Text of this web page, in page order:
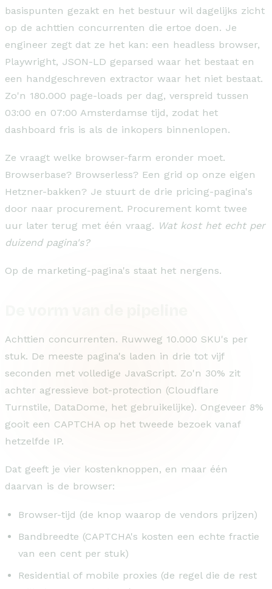
basispunten gezakt en het bestuur wil dagelijks zicht
op de achttien concurrenten die ertoe doen. Je
engineer zegt dat ze het kan: een headless browser,
Playwright, JSON-LD geparsed waar het bestaat en
een handgeschreven extractor waar het niet bestaat.
Zo'n 180.000 page-loads per dag, verspreid tussen
03:00 en 07:00 Amsterdamse tijd, zodat het
dashboard fris is als de inkopers binnenlopen.
Ze vraagt welke browser-farm eronder moet.
Browserbase? Browserless? Een grid op onze eigen
Hetzner-bakken? Je stuurt de drie pricing-pagina's
door naar procurement. Procurement komt twee
uur later terug met één vraag. Wat kost het echt per
duizend pagina's?
Op de marketing-pagina's staat het nergens.
Achttien concurrenten. Ruwweg 10.000 SKU's per
stuk. De meeste pagina's laden in drie tot vijf
seconden met volledige JavaScript. Zo'n 30% zit
achter agressieve bot-protection (Cloudflare
Turnstile, DataDome, het gebruikelijke). Ongeveer 8%
gooit een CAPTCHA op het tweede bezoek vanaf
hetzelfde IP.
Dat geeft je vier kostenknoppen, en maar één
daarvan is de browser:
Browser-tijd (de knop waarop de vendors prijzen)
Bandbreedte (CAPTCHA's kosten een echte fractie
van een cent per stuk)
Residential of mobile proxies (de regel die de rest